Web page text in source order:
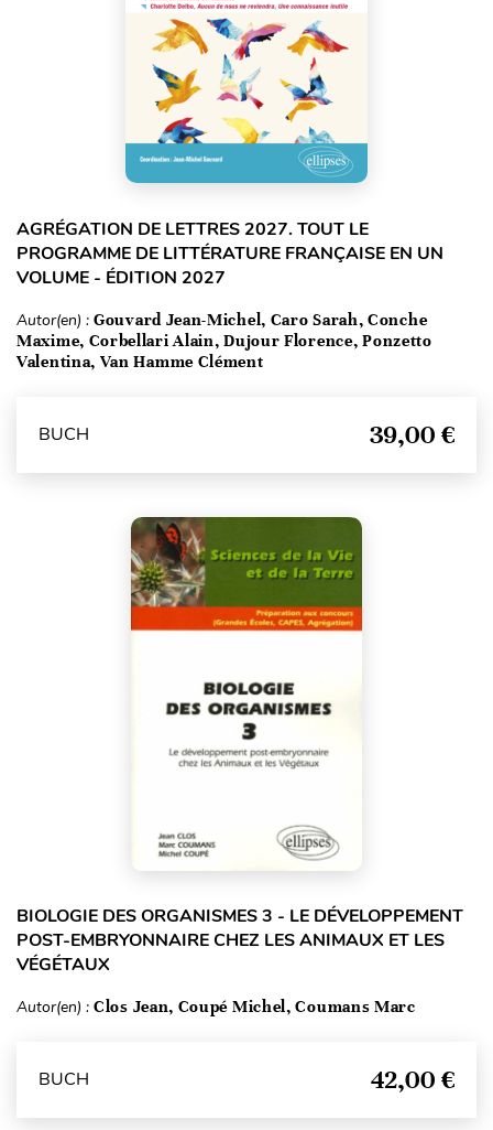
AGRÉGATION DE LETTRES 2027. TOUT LE
PROGRAMME DE LITTÉRATURE FRANÇAISE EN UN
VOLUME - ÉDITION 2027
Autor(en) : Gouvard Jean-Michel, Caro Sarah, Conche
Maxime, Corbellari Alain, Dujour Florence, Ponzetto
Valentina, Van Hamme Clément
BUCH 39,00 €
BIOLOGIE DES ORGANISMES 3 - LE DÉVELOPPEMENT
POST-EMBRYONNAIRE CHEZ LES ANIMAUX ET LES
VÉGÉTAUX
Autor(en) : Clos Jean, Coupé Michel, Coumans Marc
BUCH 42,00 €